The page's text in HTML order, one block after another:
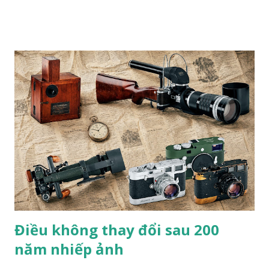
pastel. Nhiếp ảnh gia đến từ London này không nói "hoàn
hảo" theo nghĩa "được vẽ một cách điêu luyện"; mà là ẩn dụ
hoàn hảo cho mối quan hệ lý tưởng giữa con người và thiên
nhiên. Bức tranh gợi nhớ đến một tác phẩm nghệ thuật
khác: Chú hổ con đang chơi đùa với mẹ. Đây là tác phẩm của
họa sĩ trường phái lãng mạn người Pháp Eugene Delacroix,
người đã sử dụng một chú hổ nuôi nhốt tại sở thú và chú
mèo cưng của mình làm mẫu. "Trường phái lãng mạn trong
hội h...
Điều không thay đổi sau 200
năm nhiếp ảnh